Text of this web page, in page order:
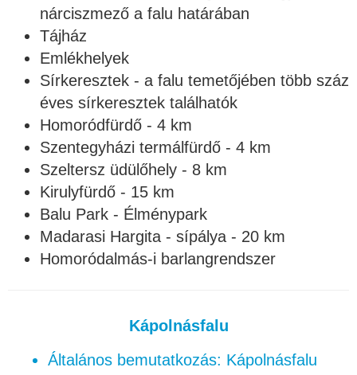
nárciszmező a falu határában
Tájház
Emlékhelyek
Sírkeresztek - a falu temetőjében több száz
éves sírkeresztek találhatók
Homoródfürdő - 4 km
Szentegyházi termálfürdő - 4 km
Szeltersz üdülőhely - 8 km
Kirulyfürdő - 15 km
Balu Park - Élménypark
Madarasi Hargita - sípálya - 20 km
Homoródalmás-i barlangrendszer
Kápolnásfalu
Általános bemutatkozás: Kápolnásfalu